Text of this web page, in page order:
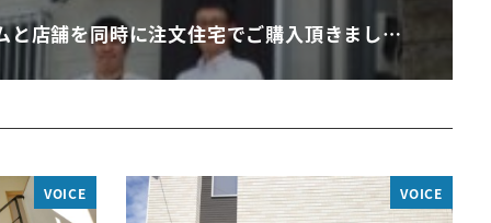
と店舗を同時に注文住宅でご購入頂きまし…
VOICE VOICE